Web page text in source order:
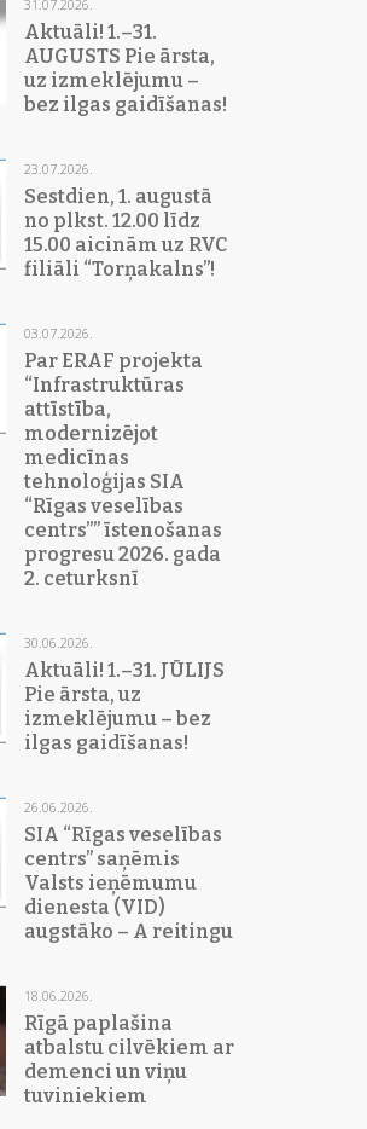
31.07.2026.
Aktuāli! 1.–31.
AUGUSTS Pie ārsta,
uz izmeklējumu –
bez ilgas gaidīšanas!
23.07.2026.
Sestdien, 1. augustā
no plkst. 12.00 līdz
15.00 aicinām uz RVC
filiāli “Torņakalns”!
03.07.2026.
Par ERAF projekta
“Infrastruktūras
attīstība,
modernizējot
medicīnas
tehnoloģijas SIA
“Rīgas veselības
centrs”” īstenošanas
progresu 2026. gada
2. ceturksnī
30.06.2026.
Aktuāli! 1.–31. JŪLIJS
Pie ārsta, uz
izmeklējumu – bez
ilgas gaidīšanas!
26.06.2026.
SIA “Rīgas veselības
centrs” saņēmis
Valsts ieņēmumu
dienesta (VID)
augstāko – A reitingu
18.06.2026.
Rīgā paplašina
atbalstu cilvēkiem ar
demenci un viņu
tuviniekiem